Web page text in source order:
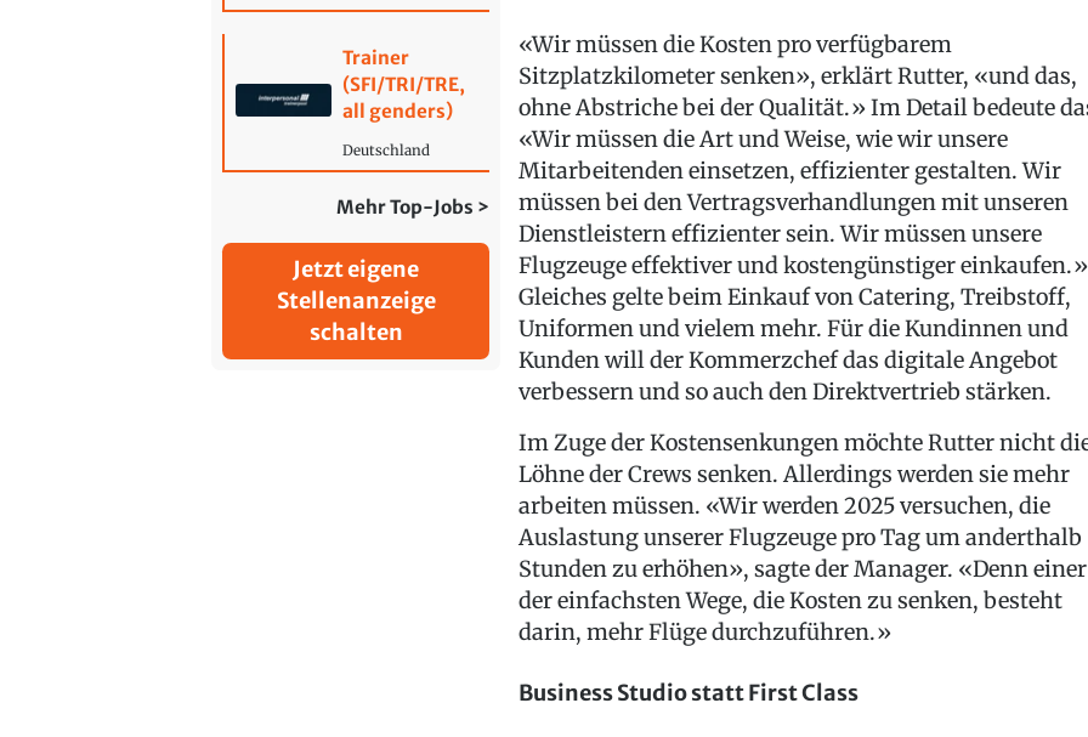
Trainer
(SFI/TRI/TRE,
all genders)
Deutschland
Mehr Top-Jobs >
Jetzt eigene
Stellenanzeige
schalten
«Wir müssen die Kosten pro verfügbarem
Sitzplatzkilometer senken», erklärt Rutter, «und das,
ohne Abstriche bei der Qualität.» Im Detail bedeute
«Wir müssen die Art und Weise, wie wir unsere
Mitarbeitenden einsetzen, effizienter gestalten. Wir
müssen bei den Vertragsverhandlungen mit unseren
Dienstleistern effizienter sein. Wir müssen unsere
Flugzeuge effektiver und kostengünstiger einkaufen.»
Gleiches gelte beim Einkauf von Catering, Treibstoff,
Uniformen und vielem mehr. Für die Kundinnen und
Kunden will der Kommerzchef das digitale Angebot
verbessern und so auch den Direktvertrieb stärken.
Im Zuge der Kostensenkungen möchte Rutter nicht
Löhne der Crews senken. Allerdings werden sie mehr
arbeiten müssen. «Wir werden 2025 versuchen, die
Auslastung unserer Flugzeuge pro Tag um anderthalb
Stunden zu erhöhen», sagte der Manager. «Denn einer
der einfachsten Wege, die Kosten zu senken, besteht
darin, mehr Flüge durchzuführen.»
Business Studio statt First Class